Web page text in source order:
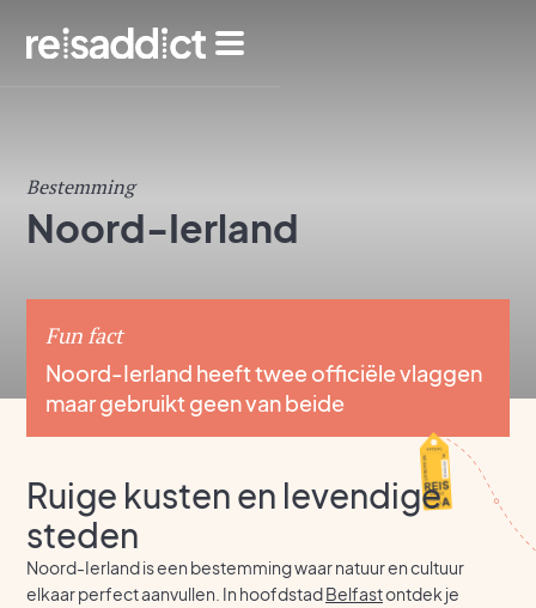
Bestemming
Noord-Ierland
Fun fact
Noord-Ierland heeft twee officiële vlaggen
maar gebruikt geen van beide
Ruige kusten en levendige
steden
Noord-Ierland is een bestemming waar natuur en cultuur
elkaar perfect aanvullen. In hoofdstadBelfastontdek je